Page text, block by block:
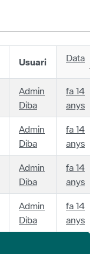
Usuari Data
Admin
Diba
fa 14
anys
Admin
Diba
fa 14
anys
Admin
Diba
fa 14
anys
Admin
Diba
fa 14
anys